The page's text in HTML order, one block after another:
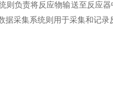
则负责将反应物输送至反应
采集系统则用于采集和记录